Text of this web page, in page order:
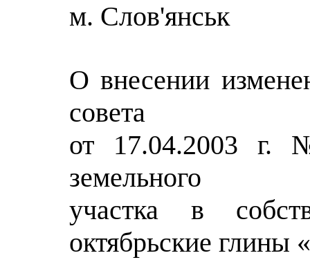
м. Слов'янськ
О внесении
совета
от 17.04.2003
земельного
участка в
октябрьские глины